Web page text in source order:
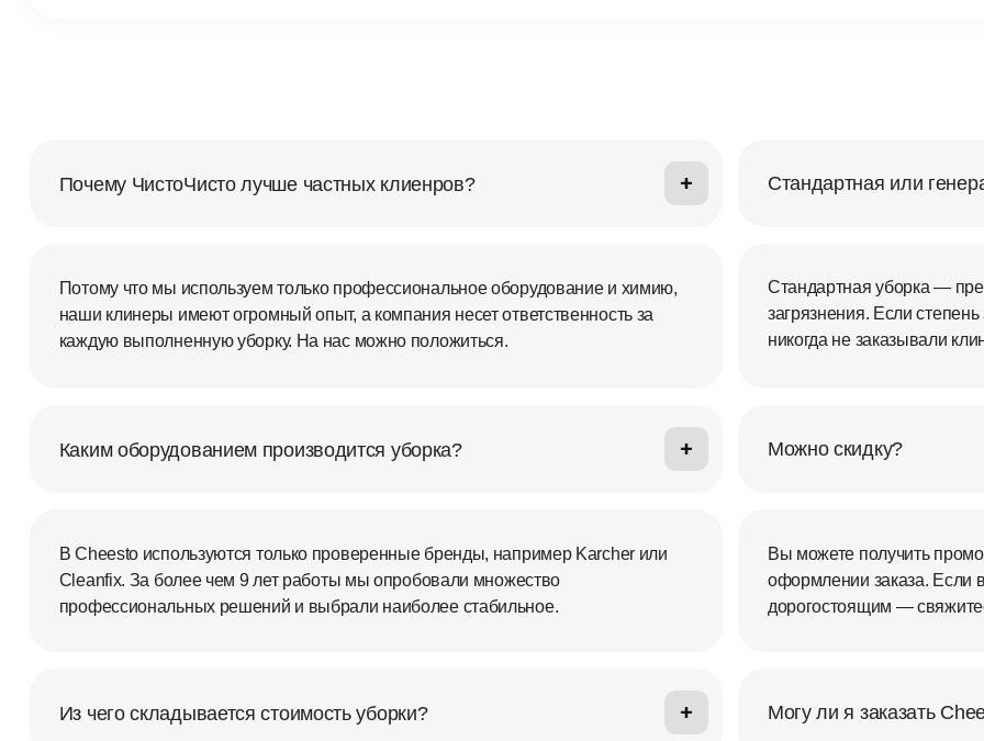
Почему ЧистоЧисто лучше частных клиенров? Стандартная или
Потому что мы используем только профессиональное оборудование и химию,
наши клинеры имеют огромный опыт, а компания несет ответственность за
каждую выполненную уборку. На нас можно положиться.
Стандартная уборка —
загрязнения. Если
никогда не заказывали
Каким оборудованием производится уборка? Можно скидку?
В Cheesto используются только проверенные бренды, например Karcher или
Cleanfix. За более чем 9 лет работы мы опробовали множество
профессиональных решений и выбрали наиболее стабильное.
Вы можете получить
оформлении заказа. Если
дорогостоящим —
Из чего складывается стоимость уборки? Могу ли я заказать